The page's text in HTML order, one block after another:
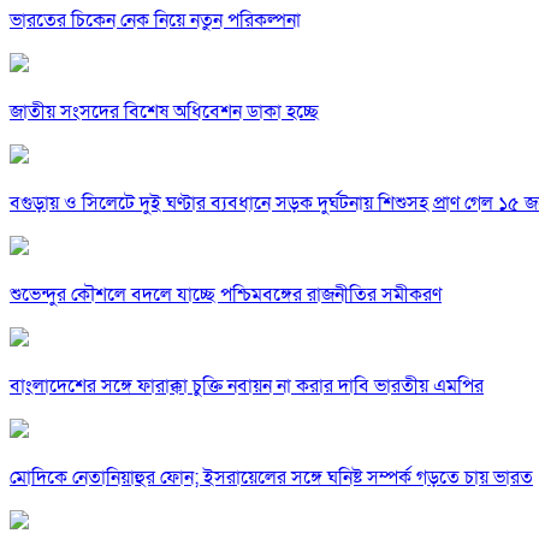
ভারতের চিকেন নেক নিয়ে নতুন পরিকল্পনা
জাতীয় সংসদের বিশেষ অধিবেশন ডাকা হচ্ছে
বগুড়ায় ও সিলেটে দুই ঘণ্টার ব্যবধানে সড়ক দুর্ঘটনায় শিশুসহ প্রাণ গেল ১৫
শুভেন্দুর কৌশলে বদলে যাচ্ছে পশ্চিমবঙ্গের রাজনীতির সমীকরণ
বাংলাদেশের সঙ্গে ফারাক্কা চুক্তি নবায়ন না করার দাবি ভারতীয় এমপির
মোদিকে নেতানিয়াহুর ফোন; ইসরায়েলের সঙ্গে ঘনিষ্ট সম্পর্ক গড়তে চায় ভারত